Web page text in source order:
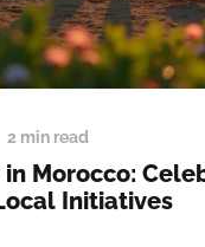
2 min read
in Morocco:
Initiatives